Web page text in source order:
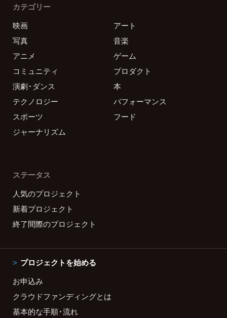
カテゴリー
映画
アート
写真
音楽
アニメ
ゲーム
コミュニティ
プロダクト
演劇・ダンス
本
テクノロジー
パフォーマンス
スポーツ
フード
ジャーナリズム
ステータス
人気のプロジェクト
新着プロジェクト
終了間際のプロジェクト
プロジェクトを始める
お申込み
クラウドファンディングとは
基本的な手順・流れ